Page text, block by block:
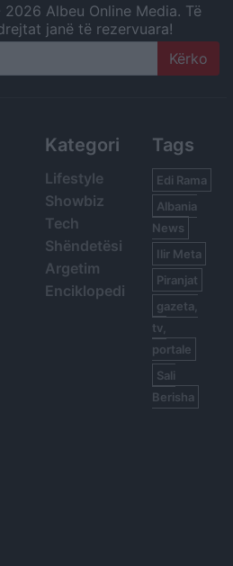
2026 Albeu Online Media. Të
janë të rezervuara!
Kategori
Lifestyle
Showbiz
Tech
Shëndetësi
Argetim
Enciklopedi
Tags
Edi Rama
Albania
News
Ilir Meta
Piranjat
gazeta,
tv,
portale
Sali
Berisha